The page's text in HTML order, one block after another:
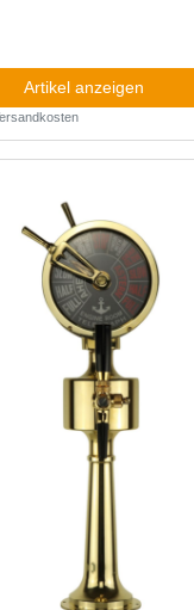
Artikel anzeigen